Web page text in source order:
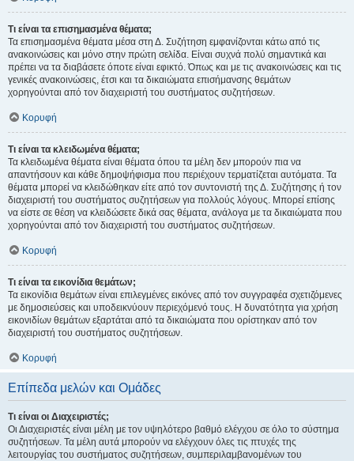
Τι είναι τα επισημασμένα θέματα;
Τα επισημασμένα θέματα μέσα στη Δ. Συζήτηση εμφανίζονται κάτω από τις
ανακοινώσεις και μόνο στην πρώτη σελίδα. Είναι συχνά πολύ σημαντικά και
πρέπει να τα διαβάσετε όποτε είναι εφικτό. Όπως και με τις ανακοινώσεις και τις
γενικές ανακοινώσεις, έτσι και τα δικαιώματα επισήμανσης θεμάτων
χορηγούνται από τον διαχειριστή του συστήματος συζητήσεων.
Κορυφή
Τι είναι τα κλειδωμένα θέματα;
Τα κλειδωμένα θέματα είναι θέματα όπου τα μέλη δεν μπορούν πια να
απαντήσουν και κάθε δημοψήφισμα που περιέχουν τερματίζεται αυτόματα. Τα
θέματα μπορεί να κλειδώθηκαν είτε από τον συντονιστή της Δ. Συζήτησης ή τον
διαχειριστή του συστήματος συζητήσεων για πολλούς λόγους. Μπορεί επίσης
να είστε σε θέση να κλειδώσετε δικά σας θέματα, ανάλογα με τα δικαιώματα που
χορηγούνται από τον διαχειριστή του συστήματος συζητήσεων.
Κορυφή
Τι είναι τα εικονίδια θεμάτων;
Τα εικονίδια θεμάτων είναι επιλεγμένες εικόνες από τον συγγραφέα σχετιζόμενες
με δημοσιεύσεις και υποδεικνύουν περιεχόμενό τους. Η δυνατότητα για χρήση
εικονιδίων θεμάτων εξαρτάται από τα δικαιώματα που ορίστηκαν από τον
διαχειριστή του συστήματος συζητήσεων.
Κορυφή
Επίπεδα μελών και Ομάδες
Τι είναι οι Διαχειριστές;
Οι Διαχειριστές είναι μέλη με τον υψηλότερο βαθμό ελέγχου σε όλο το σύστημα
συζητήσεων. Τα μέλη αυτά μπορούν να ελέγχουν όλες τις πτυχές της
λειτουργίας του συστήματος συζητήσεων, συμπεριλαμβανομένων του